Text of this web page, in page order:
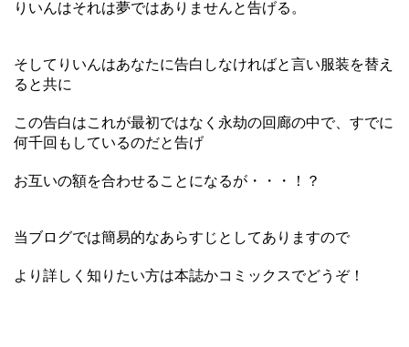
りいんはそれは夢ではありませんと告げる。
そしてりいんはあなたに告白しなければと言い服装を替え
ると共に
この告白はこれが最初ではなく永劫の回廊の中で、すでに
何千回もしているのだと告げ
お互いの額を合わせることになるが・・・！？
当ブログでは簡易的なあらすじとしてありますので
より詳しく知りたい方は本誌かコミックスでどうぞ！